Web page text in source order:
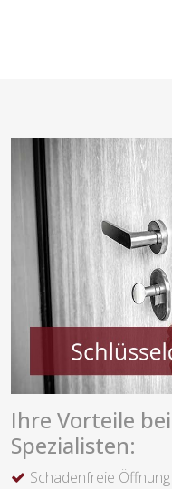
Ihre Vorteile
Spezialisten:
Schadenfreie Öffnung